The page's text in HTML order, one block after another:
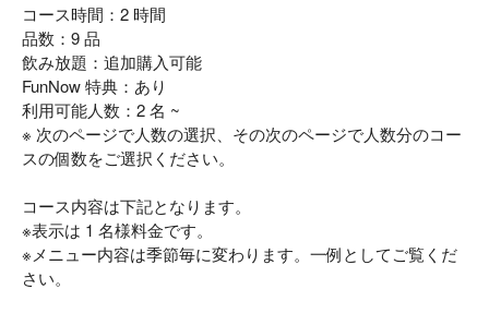
コース時間：2 時間
品数：9 品
飲み放題：追加購入可能
FunNow 特典：あり
利用可能人数：2 名 ~
※ 次のページで人数の選択、その次のページで人数分のコー
スの個数をご選択ください。
コース内容は下記となります。
※表示は 1 名様料金です。
※メニュー内容は季節毎に変わります。一例としてご覧くだ
さい。